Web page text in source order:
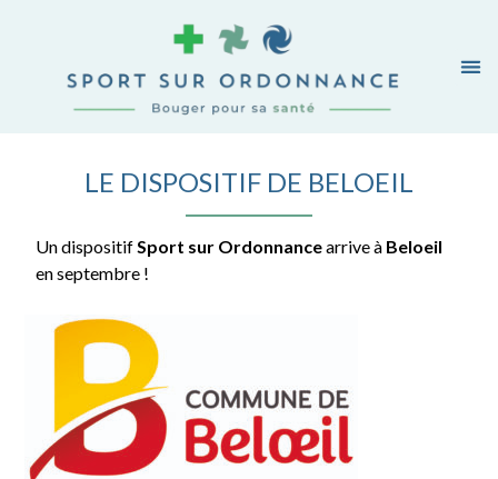
LE DISPOSITIF DE BELOEIL
Un dispositifSport sur Ordonnancearrive à Beloeil
en septembre !